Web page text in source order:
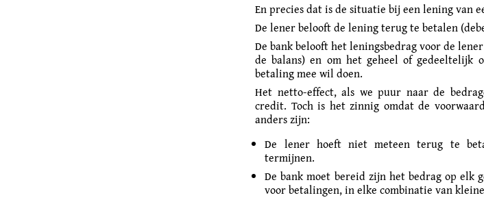
En precies dat is de situatie bij een lening van
De lener belooft de lening terug te betalen
De bank belooft het leningsbedrag voor de
de balans) en om het geheel of gedeeltelijk
betaling mee wil doen.
Het netto-effect, als we puur naar de
credit. Toch is het zinnig omdat de
anders zijn:
De lener hoeft niet meteen terug te
termijnen.
De bank moet bereid zijn het bedrag op elk
voor betalingen, in elke combinatie van